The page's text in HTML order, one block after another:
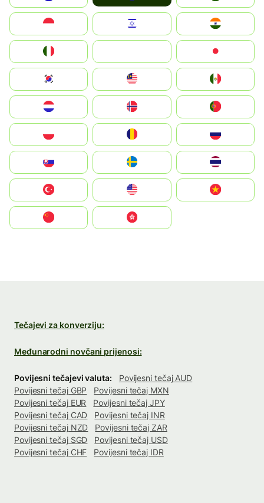
South Korea
United States
中國香港特別行政區
Tečajevi za konverziju:
Međunarodni novčani prijenosi:
Povijesni tečajevi valuta:
Povijesni tečaj AUD
Povijesni tečaj GBP
Povijesni tečaj MXN
Povijesni tečaj EUR
Povijesni tečaj JPY
Povijesni tečaj CAD
Povijesni tečaj INR
Povijesni tečaj NZD
Povijesni tečaj ZAR
Povijesni tečaj SGD
Povijesni tečaj USD
Povijesni tečaj CHF
Povijesni tečaj IDR